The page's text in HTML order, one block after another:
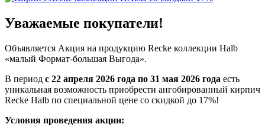
Уважаемые покупатели!
Объявляется Акция на продукцию Recke коллекции Halb
«малый Формат-большая Выгода».
В период с 22 апреля 2026 года по 31 мая 2026 года есть
уникальная возможность приобрести ангобированный кирпич
Recke Halb по специальной цене со скидкой до 17%!
Условия проведения акции: